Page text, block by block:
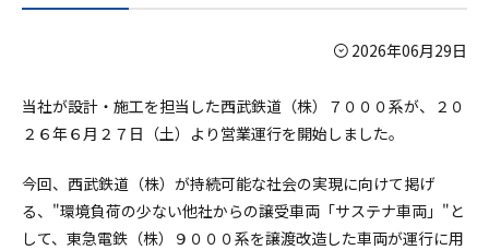
2026年06月29日
当社が設計・施工を担当した西武鉄道（株）７０００系が、２０
２６年６月２７日（土）より営業運行を開始しました。
今回、西武鉄道（株）が持続可能な社会の実現に向けて掲げ
る、"環境負荷の少ない他社からの譲受車両「サステナ車両」"と
して、東急電鉄（株）９０００系を譲渡改造した車両が運行に用